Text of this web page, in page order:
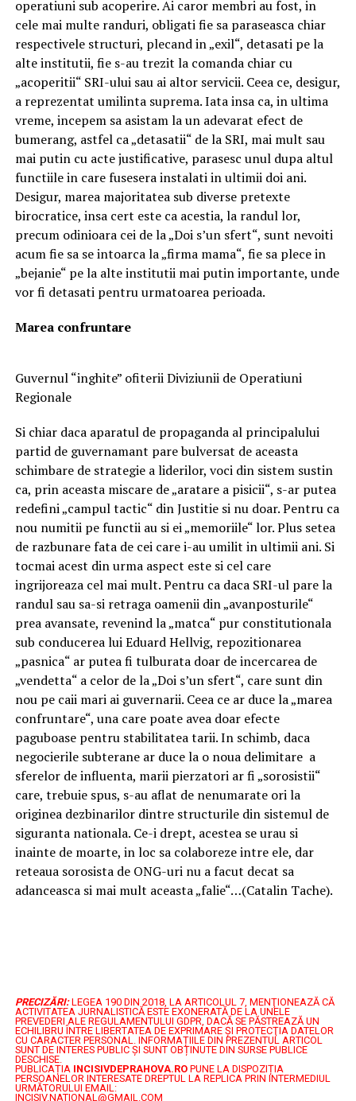
operatiuni sub acoperire. Ai caror membri au fost, in
cele mai multe randuri, obligati fie sa paraseasca chiar
respectivele structuri, plecand in „exil“, detasati pe la
alte institutii, fie s-au trezit la comanda chiar cu
„acoperitii“ SRI-ului sau ai altor servicii. Ceea ce, desigur,
a reprezentat umilinta suprema. Iata insa ca, in ultima
vreme, incepem sa asistam la un adevarat efect de
bumerang, astfel ca „detasatii“ de la SRI, mai mult sau
mai putin cu acte justificative, parasesc unul dupa altul
functiile in care fusesera instalati in ultimii doi ani.
Desigur, marea majoritatea sub diverse pretexte
birocratice, insa cert este ca acestia, la randul lor,
precum odinioara cei de la „Doi s’un sfert“, sunt nevoiti
acum fie sa se intoarca la „firma mama“, fie sa plece in
„bejanie“ pe la alte institutii mai putin importante, unde
vor fi detasati pentru urmatoarea perioada.
Marea confruntare
Guvernul “inghite” ofiterii Diviziunii de Operatiuni
Regionale
Si chiar daca aparatul de propaganda al principalului
partid de guvernamant pare bulversat de aceasta
schimbare de strategie a liderilor, voci din sistem sustin
ca, prin aceasta miscare de „aratare a pisicii“, s-ar putea
redefini „campul tactic“ din Justitie si nu doar. Pentru ca
nou numitii pe functii au si ei „memoriile“ lor. Plus setea
de razbunare fata de cei care i-au umilit in ultimii ani. Si
tocmai acest din urma aspect este si cel care
ingrijoreaza cel mai mult. Pentru ca daca SRI-ul pare la
randul sau sa-si retraga oamenii din „avanposturile“
prea avansate, revenind la „matca“ pur constitutionala
sub conducerea lui Eduard Hellvig, repozitionarea
„pasnica“ ar putea fi tulburata doar de incercarea de
„vendetta“ a celor de la „Doi s’un sfert“, care sunt din
nou pe caii mari ai guvernarii. Ceea ce ar duce la „marea
confruntare“, una care poate avea doar efecte
paguboase pentru stabilitatea tarii. In schimb, daca
negocierile subterane ar duce la o noua delimitare a
sferelor de influenta, marii pierzatori ar fi „sorosistii“
care, trebuie spus, s-au aflat de nenumarate ori la
originea dezbinarilor dintre structurile din sistemul de
siguranta nationala. Ce-i drept, acestea se urau si
inainte de moarte, in loc sa colaboreze intre ele, dar
reteaua sorosista de ONG-uri nu a facut decat sa
adanceasca si mai mult aceasta „falie“…(Catalin Tache).
PRECIZĂRI: LEGEA 190 DIN 2018, LA ARTICOLUL 7, MENŢIONEAZĂ CĂ
ACTIVITATEA JURNALISTICĂ ESTE EXONERATĂ DE LA UNELE
PREVEDERI ALE REGULAMENTULUI GDPR, DACĂ SE PĂSTREAZĂ UN
ECHILIBRU ÎNTRE LIBERTATEA DE EXPRIMARE ŞI PROTECŢIA DATELOR
CU CARACTER PERSONAL.
INFORMAȚIILE DIN PREZENTUL ARTICOL
SUNT DE INTERES PUBLIC ȘI SUNT OBȚINUTE DIN SURSE PUBLICE
DESCHISE.
PUBLICAȚIA INCISIVDEPRAHOVA.ROPUNE LA DISPOZIȚIA
PERSOANELOR INTERESATE DREPTUL LA REPLICA PRIN INTERMEDIUL
URMĂTORULUI EMAIL:
INCISIV.NATIONAL@GMAIL.COM